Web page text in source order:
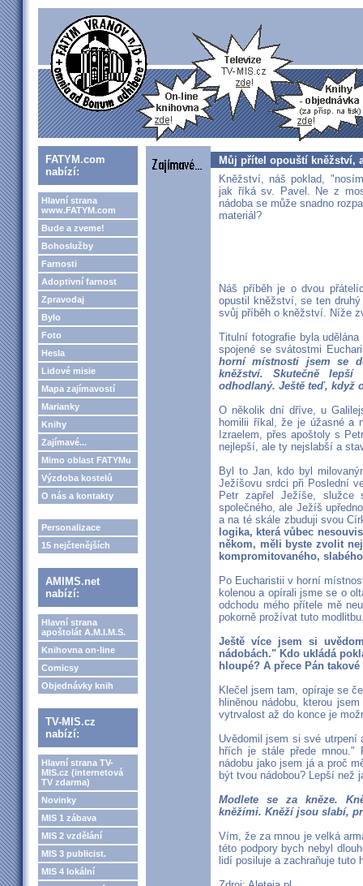
FATYM.com
nabízí:
Hlavní strana
www.FATYM.com
Bude a zveme!
Bohoslužby
Farnosti
Adoptivní farnost
Zpravodaj
Bylo
Foto
Hesla
Lidové misie
Mapa zajímavostí
Marianky
Knihy
Zajímavé...
Mimo oblast FATYMu
Výzdoba kostelů
O nás a kontakty
Personalizace
15 nejčtenějších
AMIMS.net
nabízí:
Hlavní strana
apoštolát A.M.I.M.S.
Knihovna on-line
Comicsy
Objednávky knih
TV-MIS.cz
nabízí:
Hlavní strana TV-
MIS.cz (internetová
TV zdarma)
Novinky
MIS 1 zábava
MIS 2 vzdělání
MIS 3 publicist.
MIS 4 lokální
Můj přítel opouští kněžství,
Kněžství, náš poklad,
jak říká sv. Pavel. Ne z
nádoba se může snadno
materiál?
Náš příběh je o dvou
opustil kněžství, se ten
svůj příběh o kněžství. Níže
Titulní fotografie byla
spojené se svátostmi
horní místnosti jsem se
kněžství. Skutečně
odhodlaný. Ještě teď, když
O několik dní dříve, u
homilii říkal, že je úžasné a
Izraelem, přes apoštoly s
nejlepší, ale ty nejslabší a
Byl to Jan, kdo byl
Ježíšovu srdci při Poslední
Petr zapřel Ježíše,
společného, ale Ježíš
a na té skále zbuduji svou
logika, která vůbec
někom, měli byste zvolit
kompromitovaného,
Po Eucharistii v horní
kolenou a opírali jsme se o
odchodu mého přítele mě
pokorně prožívat tuto
Ještě více jsem si
nádobách." Kdo ukládá
hloupé? A přece Pán
Klečel jsem tam, opíraje se
hliněnou nádobu, kterou
vytrvalost až do konce je
Uvědomil jsem si své
hřích je stále přede
nádobu jako jsem já a proč
být tvou nádobou? Lepší
Modlete se za kněze.
kněžími. Kněží jsou slabí,
Vím, že za mnou je velká
této podpory bych nebyl
lidí posiluje a zachraňuje tuto